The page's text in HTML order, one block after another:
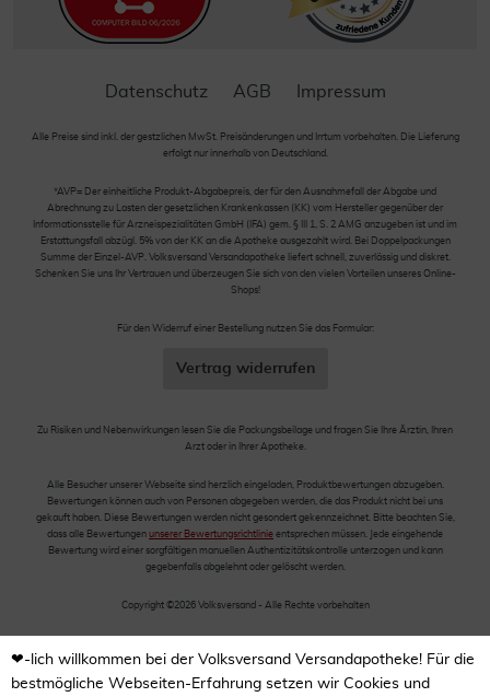
Datenschutz AGB Impressum
Alle Preise sind inkl. der gestzlichen MwSt. Preisänderungen und Irrtum vorbehalten. Die Lieferung
erfolgt nur innerhalb von Deutschland.
*AVP= Der einheitliche Produkt-Abgabepreis, der für den Ausnahmefall der Abgabe und
Abrechnung zu Lasten der gesetzlichen Krankenkassen (KK) vom Hersteller gegenüber der
Informationsstelle für Arzneispezialitäten GmbH (IFA) gem. § III 1, S. 2 AMG anzugeben ist und im
Erstattungsfall abzügl. 5% von der KK an die Apotheke ausgezahlt wird. Bei Doppelpackungen
Summe der Einzel-AVP. Volksversand Versandapotheke liefert schnell, zuverlässig und diskret.
Schenken Sie uns Ihr Vertrauen und überzeugen Sie sich von den vielen Vorteilen unseres Online-
Shops!
Für den Widerruf einer Bestellung nutzen Sie das Formular:
Vertrag widerrufen
Zu Risiken und Nebenwirkungen lesen Sie die Packungsbeilage und fragen Sie Ihre Ärztin, Ihren
Arzt oder in Ihrer Apotheke.
Alle Besucher unserer Webseite sind herzlich eingeladen, Produktbewertungen abzugeben.
Bewertungen können auch von Personen abgegeben werden, die das Produkt nicht bei uns
gekauft haben. Diese Bewertungen werden nicht gesondert gekennzeichnet. Bitte beachten Sie,
dass alle Bewertungen unserer Bewertungsrichtlinie entsprechen müssen. Jede eingehende
Bewertung wird einer sorgfältigen manuellen Authentizitätskontrolle unterzogen und kann
gegebenfalls abgelehnt oder gelöscht werden.
Copyright ©2026 Volksversand - Alle Rechte vorbehalten
❤-lich willkommen bei der Volksversand Versandapotheke! Für die
bestmögliche Webseiten-Erfahrung setzen wir Cookies und